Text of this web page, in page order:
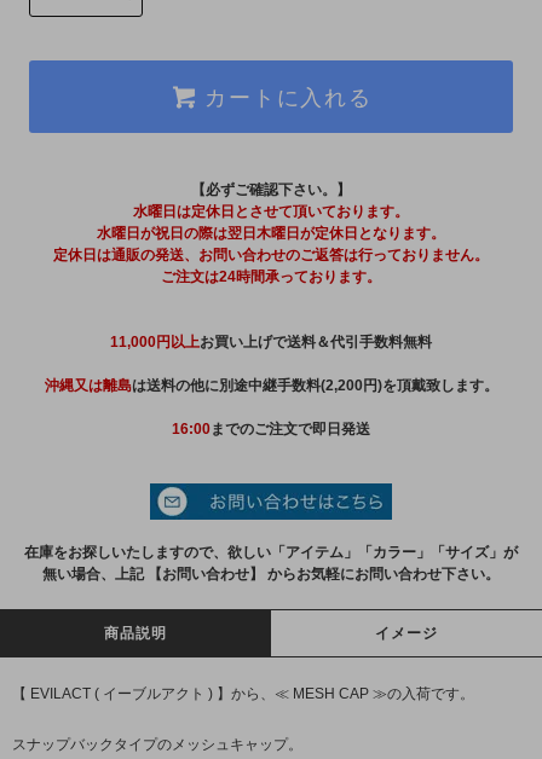
カートに入れる
【必ずご確認下さい。】
水曜日は定休日とさせて頂いております。
水曜日が祝日の際は翌日木曜日が定休日となります。
定休日は通販の発送、お問い合わせのご返答は行っておりません。
ご注文は24時間承っております。
11,000円以上お買い上げで送料＆代引手数料無料
沖縄又は離島は送料の他に別途中継手数料(2,200円)を頂戴致します。
16:00までのご注文で即日発送
在庫をお探しいたしますので、欲しい「アイテム」「カラー」「サイズ」が
無い場合、上記 【お問い合わせ】 からお気軽にお問い合わせ下さい。
商品説明 イメージ
【 EVILACT ( イーブルアクト ) 】から、≪ MESH CAP ≫の入荷です。
スナップバックタイプのメッシュキャップ。